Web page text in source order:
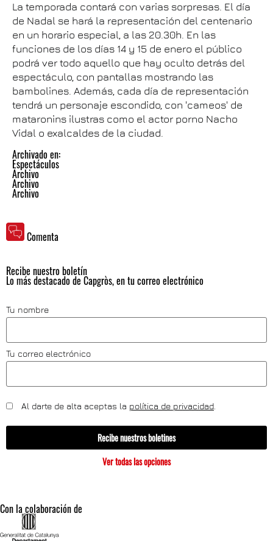
La temporada contará con varias sorpresas. El día
de Nadal se hará la representación del centenario
en un horario especial, a las 20.30h. En las
funciones de los días 14 y 15 de enero el público
podrá ver todo aquello que hay oculto detrás del
espectáculo, con pantallas mostrando las
bambolines. Además, cada día de representación
tendrá un personaje escondido, con 'cameos' de
mataronins ilustras como el actor porno Nacho
Vidal o exalcaldes de la ciudad.
Archivado en:
Espectáculos
Archivo
Archivo
Archivo
Comenta
Recibe nuestro boletín
Lo más destacado de Capgròs, en tu correo electrónico
Tu nombre
Tu correo electrónico
Al darte de alta aceptas la política de privacidad
Recibe nuestros boletines
Ver todas las opciones
Con la colaboración de